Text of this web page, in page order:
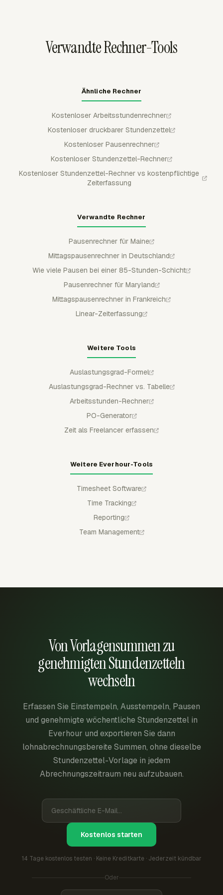
PDF, CSV oder XLSX exportieren.
Verwandte Rechner-Tools
Ähnliche Rechner
Kostenloser Arbeitsstundenrechner
Kostenloser druckbarer Stundenzettel
Kostenloser Pausenrechner
Kostenloser Stundenzettel-Rechner
Kostenloser Stundenzettel-Rechner vs kostenpflichtige
Zeiterfassung
Verwandte Rechner
Pausenrechner für Maine
Mittagspausenrechner in Deutschland
Wie viele Pausen bei einer 85-Stunden-Schicht
Pausenrechner für Maryland
Mittagspausenrechner in Frankreich
Linear-Zeiterfassung
Weitere Tools
Auslastungsgrad-Formel
Auslastungsgrad-Rechner vs. Tabelle
Arbeitsstunden-Rechner
PO-Generator
Zeit als Freelancer erfassen
Weitere Everhour-Tools
Timesheet Software
Time Tracking
Reporting
Team Management
Von Vorlagensummen zu
genehmigten Stundenzetteln
wechseln
Erfassen Sie Einstempeln, Ausstempeln, Pausen
und genehmigte wöchentliche Stundenzettel in
Everhour und exportieren Sie dann
lohnabrechnungsbereite Summen, ohne dieselbe
Stundenzettel-Vorlage in jedem
Abrechnungszeitraum neu aufzubauen.
Kostenlos starten
14 Tage kostenlos testen · Keine Kreditkarte · Jederzeit kündbar
Oder